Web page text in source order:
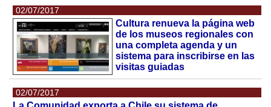
02/07/2017
Cultura renueva la página web
de los museos regionales con
una completa agenda y un
sistema para inscribirse en las
visitas guiadas
02/07/2017